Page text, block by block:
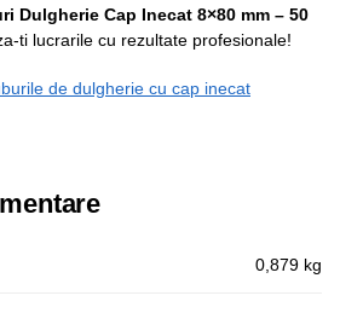
Dulgherie Cap Inecat 8×80 mm – 50
ti lucrarile cu rezultate profesionale!
de dulgherie cu cap inecat
0,879 kg